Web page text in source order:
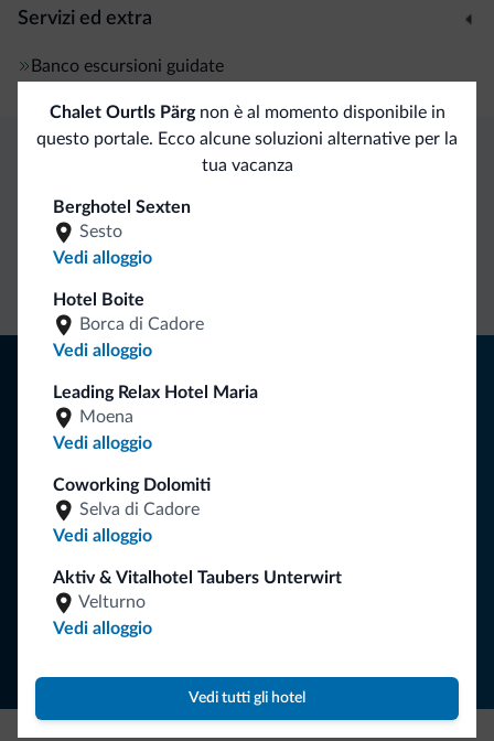
Servizi ed extra
Banco escursioni guidate
Chalet Ourtls Pärgnon è al momento disponibile in
questo portale. Ecco alcune soluzioni alternative per la
tua vacanza
Berghotel Sexten
Sesto
Vedi alloggio
Hotel Boite
Borca di Cadore
Vedi alloggio
Leading Relax Hotel Maria
Moena
Vedi alloggio
Coworking Dolomiti
Selva di Cadore
Vedi alloggio
Aktiv & Vitalhotel Taubers Unterwirt
Velturno
Vedi alloggio
Vedi tutti gli hotel
Contatto
Consigli dalle Dolomiti
Riceverai informazioni, offerte esclusive e news per la tua
ISCRIVITI ALLA NEWSLETTER